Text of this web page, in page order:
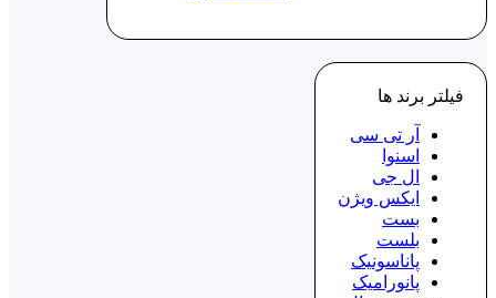
فیلتر برند ها
آر تی سی
اسنوا
ال جی
ایکس ویژن
بست
بلست
پاناسونیک
پانورامیک